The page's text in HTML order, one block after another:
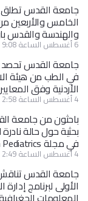
جامعة القدس تطلق
الخامس والأربعين
والهندسة والقدس
6 أغسطس الساعة 9:08 pm
جامعة القدس تحصد
في الطب من هيئة
الأردنية وفق
4 أغسطس الساعة 2:58 pm
باحثون من جامعة
بحثية حول حالة
في مجلة Frontiers in Pediatrics
4 أغسطس الساعة 2:49 pm
جامعة القدس
الأولى لبرنامج